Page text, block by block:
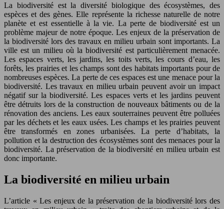
La biodiversité est la diversité biologique des écosystèmes, des
espèces et des gènes. Elle représente la richesse naturelle de notre
planète et est essentielle à la vie. La perte de biodiversité est un
problème majeur de notre époque. Les enjeux de la préservation de
la biodiversité lors des travaux en milieu urbain sont importants. La
ville est un milieu où la biodiversité est particulièrement menacée.
Les espaces verts, les jardins, les toits verts, les cours d’eau, les
forêts, les prairies et les champs sont des habitats importants pour de
nombreuses espèces. La perte de ces espaces est une menace pour la
biodiversité. Les travaux en milieu urbain peuvent avoir un impact
négatif sur la biodiversité. Les espaces verts et les jardins peuvent
être détruits lors de la construction de nouveaux bâtiments ou de la
rénovation des anciens. Les eaux souterraines peuvent être polluées
par les déchets et les eaux usées. Les champs et les prairies peuvent
être transformés en zones urbanisées. La perte d’habitats, la
pollution et la destruction des écosystèmes sont des menaces pour la
biodiversité. La préservation de la biodiversité en milieu urbain est
donc importante.
La biodiversité en milieu urbain
L’article « Les enjeux de la préservation de la biodiversité lors des